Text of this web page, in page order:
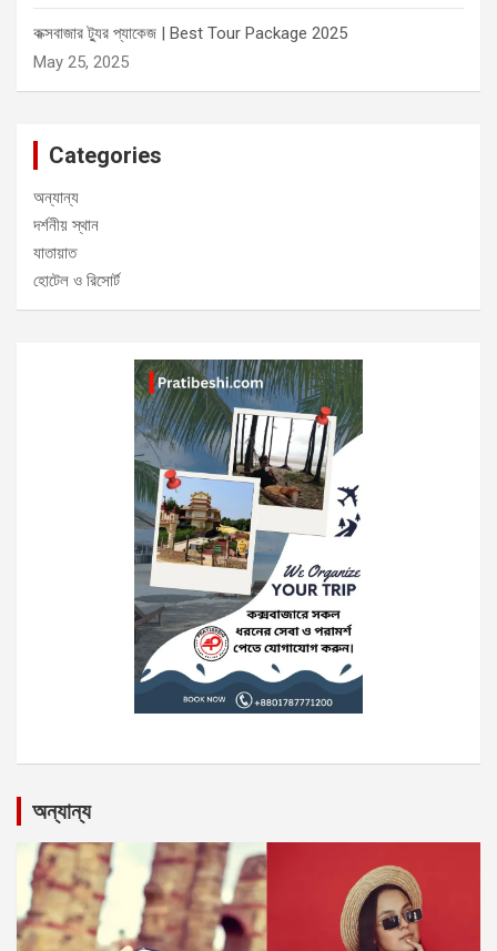
কক্সবাজার ট্যুর প্যাকেজ | Best Tour Package 2025
May 25, 2025
Categories
অন্যান্য
দর্শনীয় স্থান
যাতায়াত
হোটেল ও রিসোর্ট
অন্যান্য